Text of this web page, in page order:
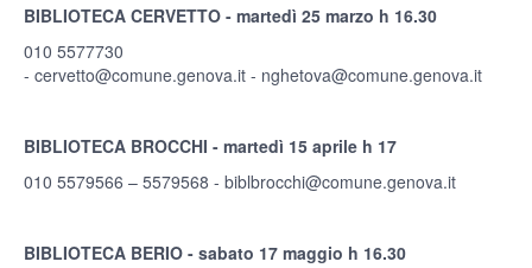
BIBLIOTECA CERVETTO - martedì 25 marzo h 16.30
010 5577730
- cervetto@comune.genova.it - nghetova@comune.genova.it
BIBLIOTECA BROCCHI - martedì 15 aprile h 17
010 5579566 – 5579568 - biblbrocchi@comune.genova.it
BIBLIOTECA BERIO - sabato 17 maggio h 16.30